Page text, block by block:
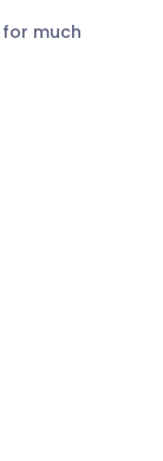
much